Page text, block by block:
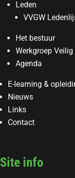
Leden
VVGW
Het bestuur
Werkgroep
Agenda
E-learning &
Nieuws
Links
Contact
Site info